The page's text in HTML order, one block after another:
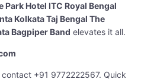
Park Hotel ITC Royal Bengal
Kolkata Taj Bengal The
Bagpiper Band elevates it all.
+91 9772222567. Quick